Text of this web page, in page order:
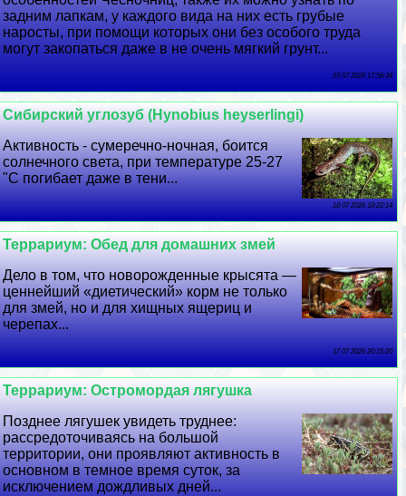
задним лапкам, у каждого вида на них есть грубые
наросты, при помощи которых они без особого труда
могут закопаться даже в не очень мягкий грунт...
19 07 2026 17:56:34
Сибирский углозуб (Hynobius heyserlingi)
Активность - сумеречно-ночная, боится
солнечного света, при температуре 25-27
"С погибает даже в тени...
18 07 2026 18:22:14
Террариум: Обед для домашних змей
Дело в том, что новорожденные крысята —
ценнейший «диетический» корм не только
для змей, но и для хищных ящериц и
черепах...
17 07 2026 20:15:20
Террариум: Остромордая лягушка
Позднее лягушек увидеть труднее:
рассредоточиваясь на большой
территории, они проявляют активность в
основном в темное время суток, за
исключением дождливых дней...